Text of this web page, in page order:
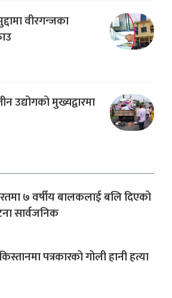
वीरगन्जका
उद्योगको मुख्यद्वारमा
७ वर्षीय बालकलाई बलि दिएको
सार्वजनिक
पत्रकारको गोली हानी हत्या